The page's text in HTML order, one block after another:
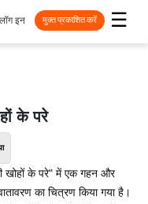
☰
लॉग इन मुक्त प्रकाशित करें
के परे
खोहों के परे" में एक गहन और
का चित्रण किया गया है।